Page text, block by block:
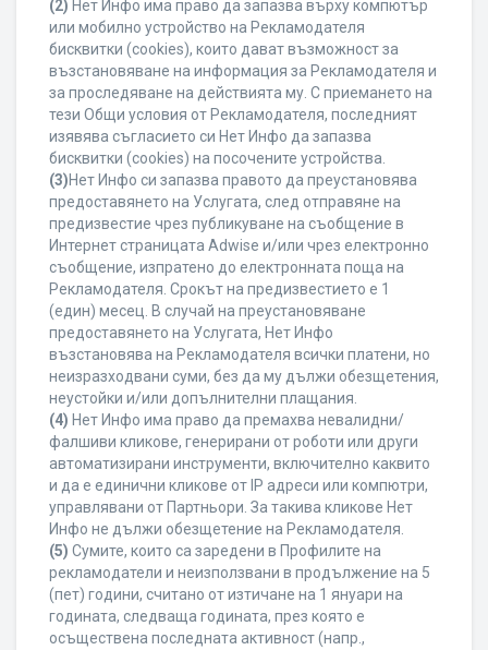
(2) Нет Инфо има право да запазва върху компютър
или мобилно устройство на Рекламодателя
бисквитки (cookies), които дават възможност за
възстановяване на информация за Рекламодателя и
за проследяване на действията му. С приемането на
тези Общи условия от Рекламодателя, последният
изявява съгласието си Нет Инфо да запазва
бисквитки (cookies) на посочените устройства.
(3)Нет Инфо си запазва правото да преустановява
предоставянето на Услугата, след отправяне на
предизвестие чрез публикуване на съобщение в
Интернет страницата Adwise и/или чрез електронно
съобщение, изпратено до електронната поща на
Рекламодателя. Срокът на предизвестието е 1
(един) месец. В случай на преустановяване
предоставянето на Услугата, Нет Инфо
възстановява на Рекламодателя всички платени, но
неизразходвани суми, без да му дължи обезщетения,
неустойки и/или допълнителни плащания.
(4) Нет Инфо има право да премахва невалидни/
фалшиви кликове, генерирани от роботи или други
автоматизирани инструменти, включително каквито
и да е единични кликове от IP адреси или компютри,
управлявани от Партньори. За такива кликове Нет
Инфо не дължи обезщетение на Рекламодателя.
(5) Сумите, които са заредени в Профилите на
рекламодатели и неизползвани в продължение на 5
(пет) години, считано от изтичане на 1 януари на
годината, следваща годината, през която е
осъществена последната активност (напр.,